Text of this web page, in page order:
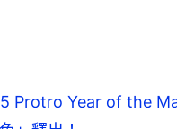
Protro Year of the